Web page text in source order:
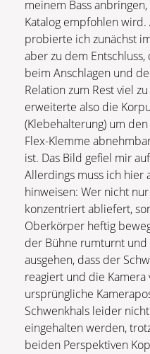
meinem Bass
Katalog empfohlen wird.
probierte ich zunächst
aber zu dem
beim Anschlagen und
Relation zum Rest viel
erweiterte also die
(Klebehalterung) um
Flex-Klemme
ist. Das Bild gefiel mir
Allerdings muss ich hier
hinweisen: Wer nicht
konzentriert abliefert,
Oberkörper heftig
der Bühne rumturnt
ausgehen, dass der
reagiert und die Kamera
ursprüngliche
Schwenkhals leider
eingehalten werden,
beiden Perspektiven